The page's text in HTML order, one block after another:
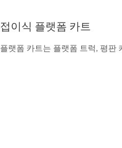
접이식 플랫폼 카트
플랫폼 카트는 플랫폼 트럭, 평판